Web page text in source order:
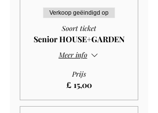
Verkoop geëindigd op
Soort ticket
Senior HOUSE+GARDEN
Meer info
Prijs
£ 15,00